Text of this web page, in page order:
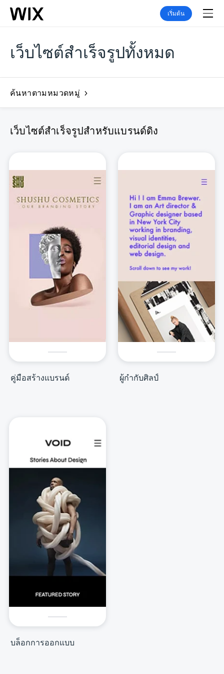
เริ่มต้น
เว็บไซต์สำเร็จรูปทั้งหมด
ค้นหาตามหมวดหมู่
เว็บไซต์สำเร็จรูปสำหรับแบรนด์ดิง
คู่มือสร้างแบรนด์ ผู้กำกับศิลป์
บล็อกการออกแบบ